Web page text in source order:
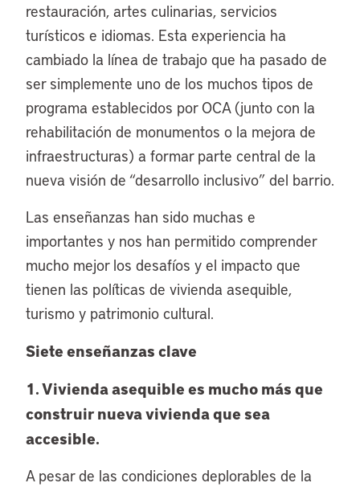
restauración, artes culinarias, servicios
turísticos e idiomas. Esta experiencia ha
cambiado la línea de trabajo que ha pasado de
ser simplemente uno de los muchos tipos de
programa establecidos por OCA (junto con la
rehabilitación de monumentos o la mejora de
infraestructuras) a formar parte central de la
nueva visión de “desarrollo inclusivo” del barrio.
Las enseñanzas han sido muchas e
importantes y nos han permitido comprender
mucho mejor los desafíos y el impacto que
tienen las políticas de vivienda asequible,
turismo y patrimonio cultural.
Siete enseñanzas clave
1. Vivienda asequible es mucho más que
construir nueva vivienda que sea
accesible.
A pesar de las condiciones deplorables de la